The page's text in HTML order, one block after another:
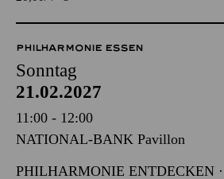
20,00 - -€
PHILHARMONIE ESSEN
Sonntag
21.02.2027
11:00 - 12:00